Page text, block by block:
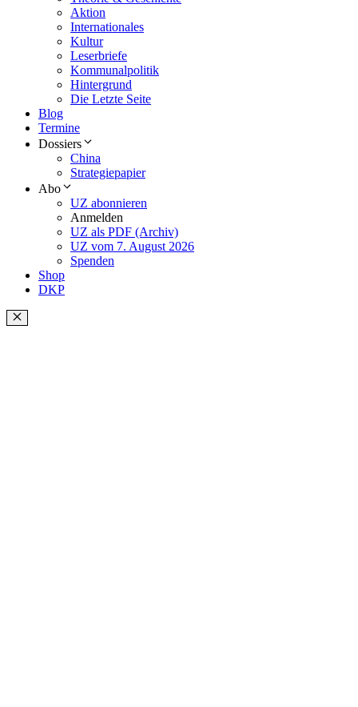
Aktion
Internationales
Kultur
Leserbriefe
Kommunalpolitik
Hintergrund
Die Letzte Seite
Blog
Termine
Dossiers
China
Strategiepapier
Abo
UZ abonnieren
Anmelden
UZ als PDF (Archiv)
UZ vom 7. August 2026
Spenden
Shop
DKP
Schließen